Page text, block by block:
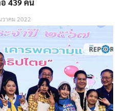
439 คน
วาคม 2022